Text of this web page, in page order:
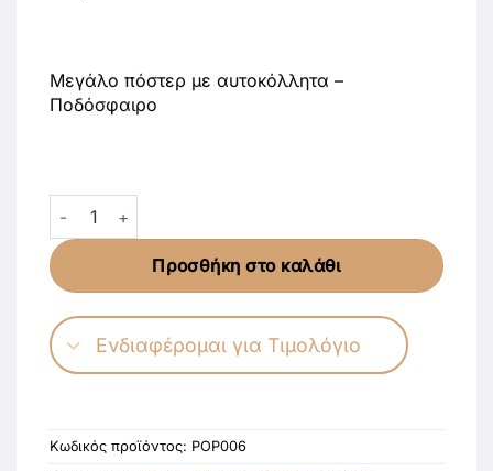
Μεγάλο πόστερ με αυτοκόλλητα –
Ποδόσφαιρο
Poppik Discovery Stickers Football ποσότητα
Προσθήκη στο καλάθι
Ενδιαφέρομαι για Τιμολόγιο
Κωδικός προϊόντος: POP006